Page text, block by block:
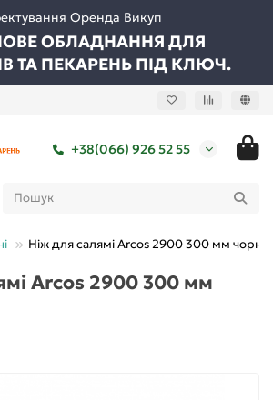
Оренда Викуп
ОБЛАДНАННЯ ДЛЯ
ТА ПЕКАРЕНЬ ПІД КЛЮЧ.
+38(066) 926 52 55
Ніж для салямі Arcos 2900 300 мм
Arcos 2900 300 мм